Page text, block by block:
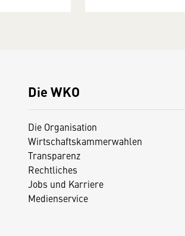
Die WKO
Die Organisation
Wirtschaftskammerwahlen
Transparenz
Rechtliches
Jobs und Karriere
Medienservice